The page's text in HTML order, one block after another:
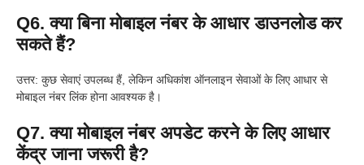
Q6. क्या बिना मोबाइल नंबर के आधार डाउनलोड कर
सकते हैं?
उत्तर: कुछ सेवाएं उपलब्ध हैं, लेकिन अधिकांश ऑनलाइन सेवाओं के लिए आधार से
मोबाइल नंबर लिंक होना आवश्यक है।
Q7. क्या मोबाइल नंबर अपडेट करने के लिए आधार
केंद्र जाना जरूरी है?